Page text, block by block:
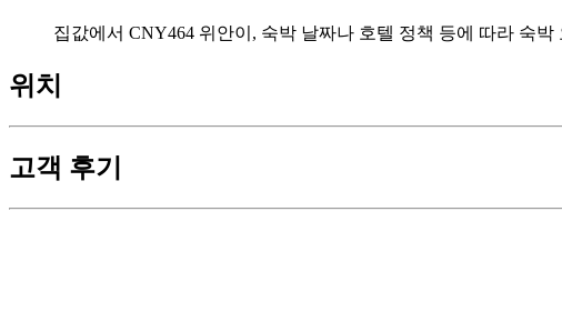
집값에서 CNY464 위안이, 숙박 날짜나 호텔 정책 등에 따라 숙
위치
고객 후기